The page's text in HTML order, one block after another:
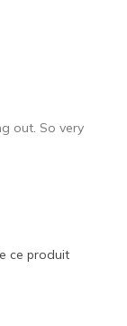
out. So very
ce produit